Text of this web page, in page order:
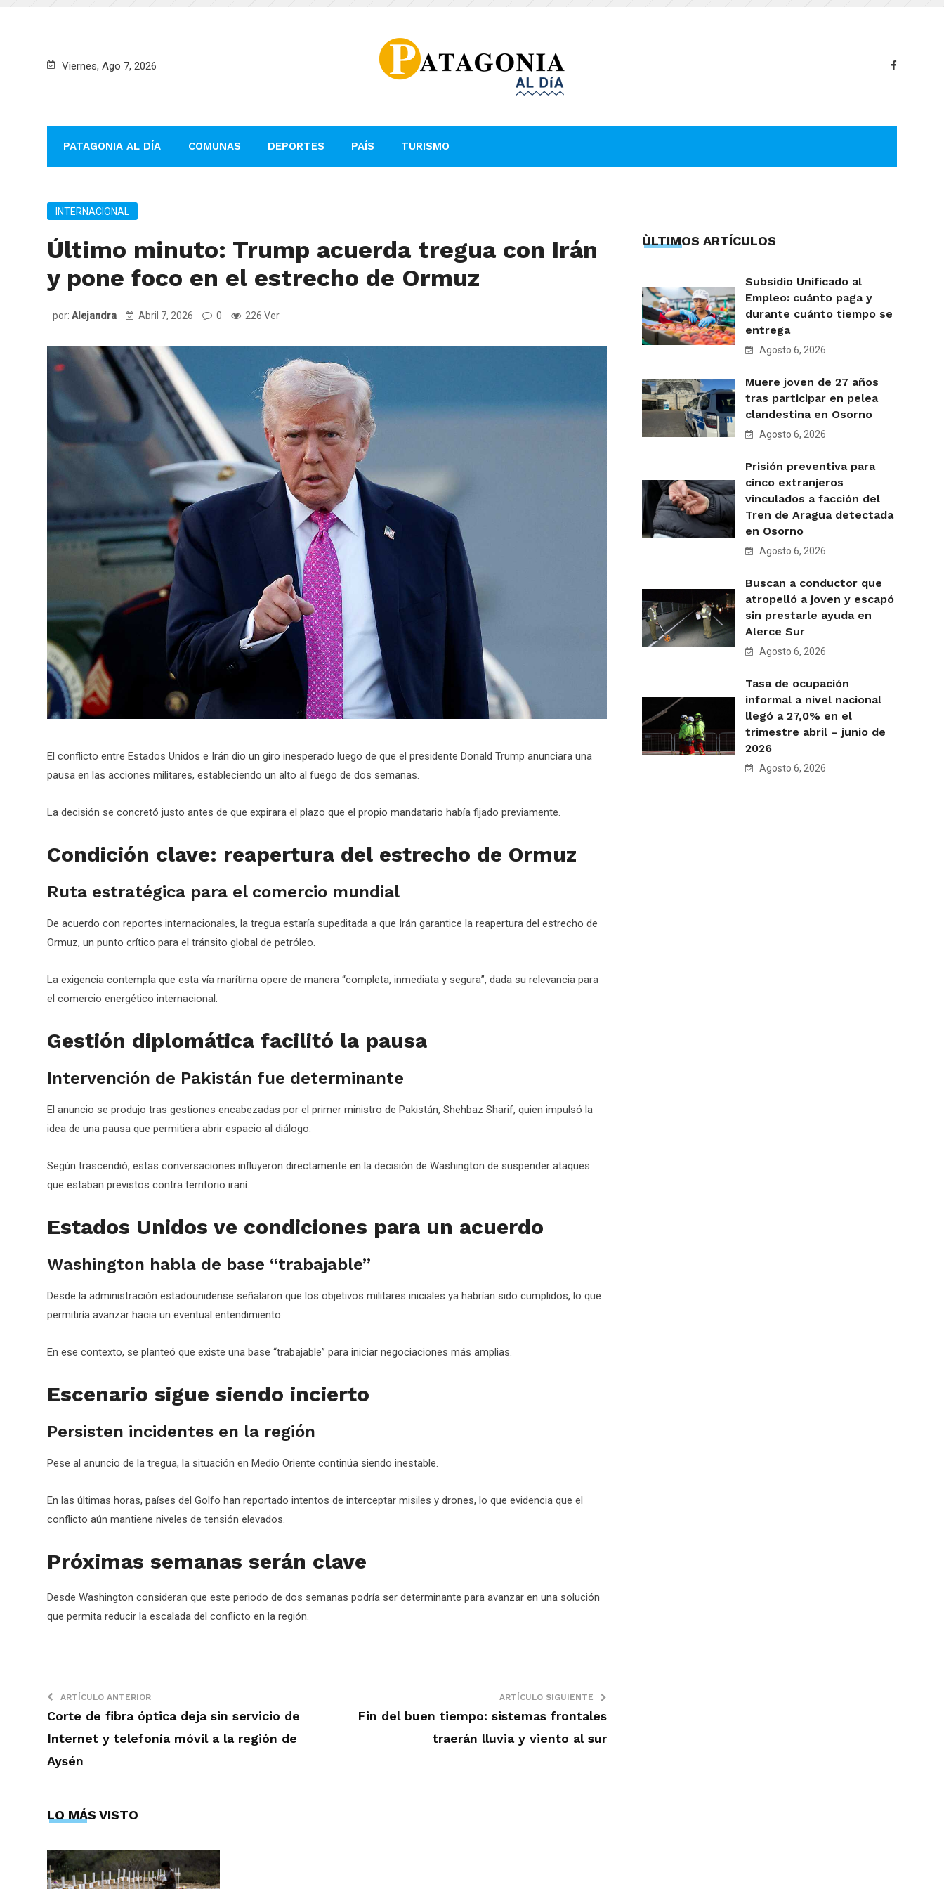
Viernes, Ago 7, 2026
PATAGONIA AL DÍA COMUNAS DEPORTES PAÍS TURISMO
INTERNACIONAL
Último minuto: Trump acuerda tregua con Irán
y pone foco en el estrecho de Ormuz
por: Alejandra Abril 7, 2026 0 226 Ver
El conflicto entre Estados Unidos e Irán dio un giro inesperado luego de que el presidente Donald Trump anunciara una
pausa en las acciones militares, estableciendo un alto al fuego de dos semanas.
La decisión se concretó justo antes de que expirara el plazo que el propio mandatario había fijado previamente.
Condición clave: reapertura del estrecho de Ormuz
Ruta estratégica para el comercio mundial
De acuerdo con reportes internacionales, la tregua estaría supeditada a que Irán garantice la reapertura del estrecho de
Ormuz, un punto crítico para el tránsito global de petróleo.
La exigencia contempla que esta vía marítima opere de manera “completa, inmediata y segura”, dada su relevancia para
el comercio energético internacional.
Gestión diplomática facilitó la pausa
Intervención de Pakistán fue determinante
El anuncio se produjo tras gestiones encabezadas por el primer ministro de Pakistán, Shehbaz Sharif, quien impulsó la
idea de una pausa que permitiera abrir espacio al diálogo.
Según trascendió, estas conversaciones influyeron directamente en la decisión de Washington de suspender ataques
que estaban previstos contra territorio iraní.
Estados Unidos ve condiciones para un acuerdo
Washington habla de base “trabajable”
Desde la administración estadounidense señalaron que los objetivos militares iniciales ya habrían sido cumplidos, lo que
permitiría avanzar hacia un eventual entendimiento.
En ese contexto, se planteó que existe una base “trabajable” para iniciar negociaciones más amplias.
Escenario sigue siendo incierto
Persisten incidentes en la región
Pese al anuncio de la tregua, la situación en Medio Oriente continúa siendo inestable.
En las últimas horas, países del Golfo han reportado intentos de interceptar misiles y drones, lo que evidencia que el
conflicto aún mantiene niveles de tensión elevados.
Próximas semanas serán clave
Desde Washington consideran que este periodo de dos semanas podría ser determinante para avanzar en una solución
que permita reducir la escalada del conflicto en la región.
ARTÍCULO ANTERIOR
Corte de fibra óptica deja sin servicio de
Internet y telefonía móvil a la región de
Aysén
ARTÍCULO SIGUIENTE
Fin del buen tiempo: sistemas frontales
traerán lluvia y viento al sur
LO MÁS VISTO
ÙLTIMOS ARTÍCULOS
Subsidio Unificado al
Empleo: cuánto paga y
durante cuánto tiempo se
entrega
Agosto 6, 2026
Muere joven de 27 años
tras participar en pelea
clandestina en Osorno
Agosto 6, 2026
Prisión preventiva para
cinco extranjeros
vinculados a facción del
Tren de Aragua detectada
en Osorno
Agosto 6, 2026
Buscan a conductor que
atropelló a joven y escapó
sin prestarle ayuda en
Alerce Sur
Agosto 6, 2026
Tasa de ocupación
informal a nivel nacional
llegó a 27,0% en el
trimestre abril – junio de
2026
Agosto 6, 2026